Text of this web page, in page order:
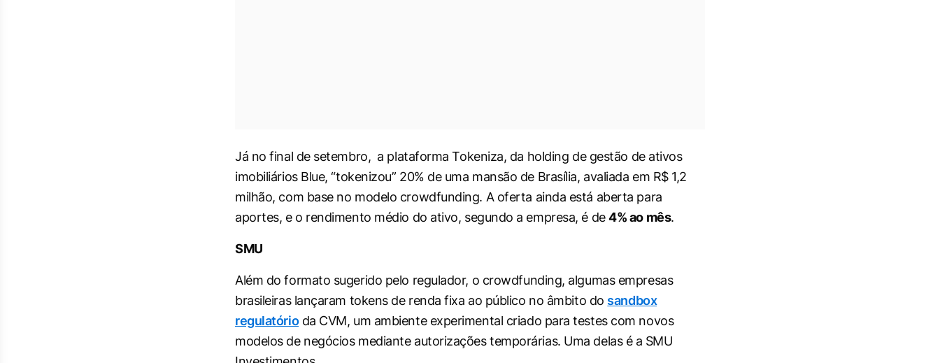
Já no final de setembro, a plataforma Tokeniza, da holding de gestão de ativos
imobiliários Blue, “tokenizou” 20% de uma mansão de Brasília, avaliada em R$ 1,2
milhão, com base no modelo crowdfunding. A oferta ainda está aberta para
aportes, e o rendimento médio do ativo, segundo a empresa, é de4% ao mês.
SMU
Além do formato sugerido pelo regulador, o crowdfunding, algumas empresas
brasileiras lançaram tokens de renda fixa ao público no âmbito do sandbox
regulatórioda CVM, um ambiente experimental criado para testes com novos
modelos de negócios mediante autorizações temporárias. Uma delas é a SMU